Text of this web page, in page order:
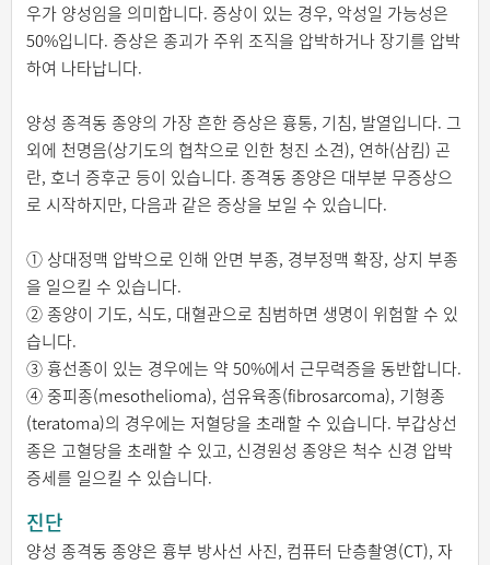
우가 양성임을 의미합니다. 증상이 있는 경우, 악성일 가능성은
50%입니다. 증상은 종괴가 주위 조직을 압박하거나 장기를 압박
하여 나타납니다.
양성 종격동 종양의 가장 흔한 증상은 흉통, 기침, 발열입니다. 그
외에 천명음(상기도의 협착으로 인한 청진 소견), 연하(삼킴) 곤
란, 호너 증후군 등이 있습니다. 종격동 종양은 대부분 무증상으
로 시작하지만, 다음과 같은 증상을 보일 수 있습니다.
① 상대정맥 압박으로 인해 안면 부종, 경부정맥 확장, 상지 부종
을 일으킬 수 있습니다.
② 종양이 기도, 식도, 대혈관으로 침범하면 생명이 위험할 수 있
습니다.
③ 흉선종이 있는 경우에는 약 50%에서 근무력증을 동반합니다.
④ 중피종(mesothelioma), 섬유육종(fibrosarcoma), 기형종
(teratoma)의 경우에는 저혈당을 초래할 수 있습니다. 부갑상선
종은 고혈당을 초래할 수 있고, 신경원성 종양은 척수 신경 압박
증세를 일으킬 수 있습니다.
진단
양성 종격동 종양은 흉부 방사선 사진, 컴퓨터 단층촬영(CT), 자